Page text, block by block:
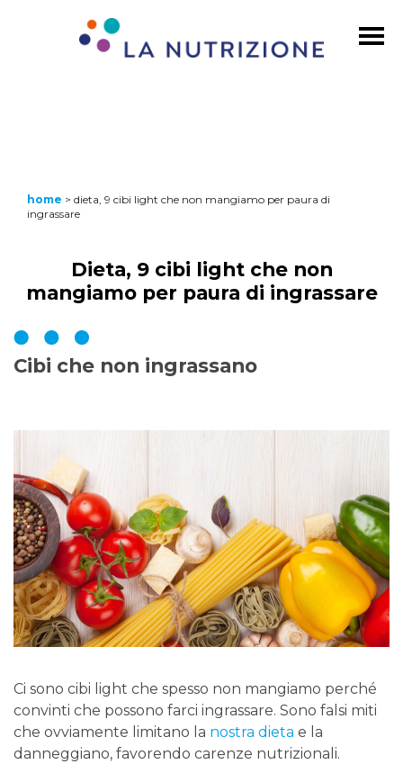
home > dieta, 9 cibi light che non mangiamo per paura di
ingrassare
Dieta, 9 cibi light che non
mangiamo per paura di ingrassare
Cibi che non ingrassano
Ci sono cibi light che spesso non mangiamo perché
convinti che possono farci ingrassare. Sono falsi miti
che ovviamente limitano la nostra dieta e la
danneggiano, favorendo carenze nutrizionali.